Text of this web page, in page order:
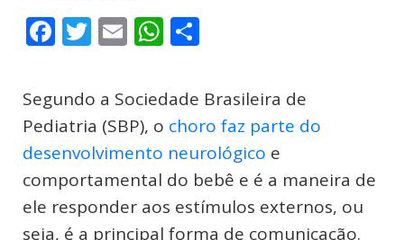
Facebook
Twitter
EmailWhatsApp
Segundo a Sociedade Brasileira de
Pediatria (SBP), o choro faz parte do
desenvolvimento neurológico e
comportamental do bebê e é a maneira de
ele responder aos estímulos externos, ou
seja, é a principal forma de comunicação.